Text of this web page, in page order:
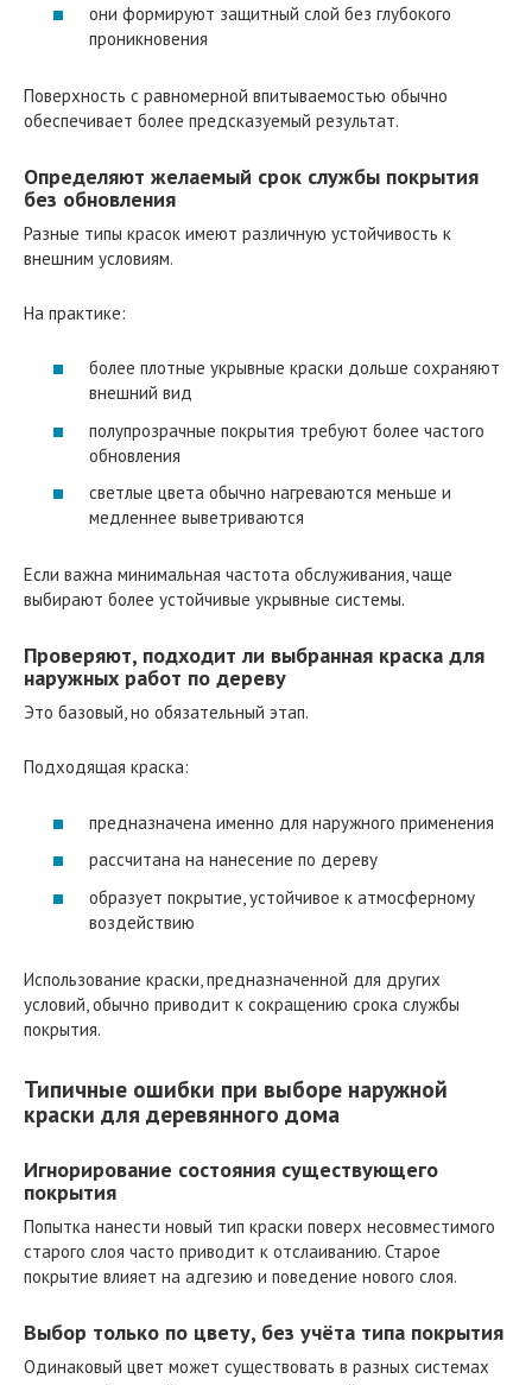
они формируют защитный слой без глубокого
проникновения
Поверхность с равномерной впитываемостью обычно
обеспечивает более предсказуемый результат.
Определяют желаемый срок службы покрытия
без обновления
Разные типы красок имеют различную устойчивость к
внешним условиям.
На практике:
более плотные укрывные краски дольше сохраняют
внешний вид
полупрозрачные покрытия требуют более частого
обновления
светлые цвета обычно нагреваются меньше и
медленнее выветриваются
Если важна минимальная частота обслуживания, чаще
выбирают более устойчивые укрывные системы.
Проверяют, подходит ли выбранная краска для
наружных работ по дереву
Это базовый, но обязательный этап.
Подходящая краска:
предназначена именно для наружного применения
рассчитана на нанесение по дереву
образует покрытие, устойчивое к атмосферному
воздействию
Использование краски, предназначенной для других
условий, обычно приводит к сокращению срока службы
покрытия.
Типичные ошибки при выборе наружной
краски для деревянного дома
Игнорирование состояния существующего
покрытия
Попытка нанести новый тип краски поверх несовместимого
старого слоя часто приводит к отслаиванию. Старое
покрытие влияет на адгезию и поведение нового слоя.
Выбор только по цвету, без учёта типа покрытия
Одинаковый цвет может существовать в разных системах